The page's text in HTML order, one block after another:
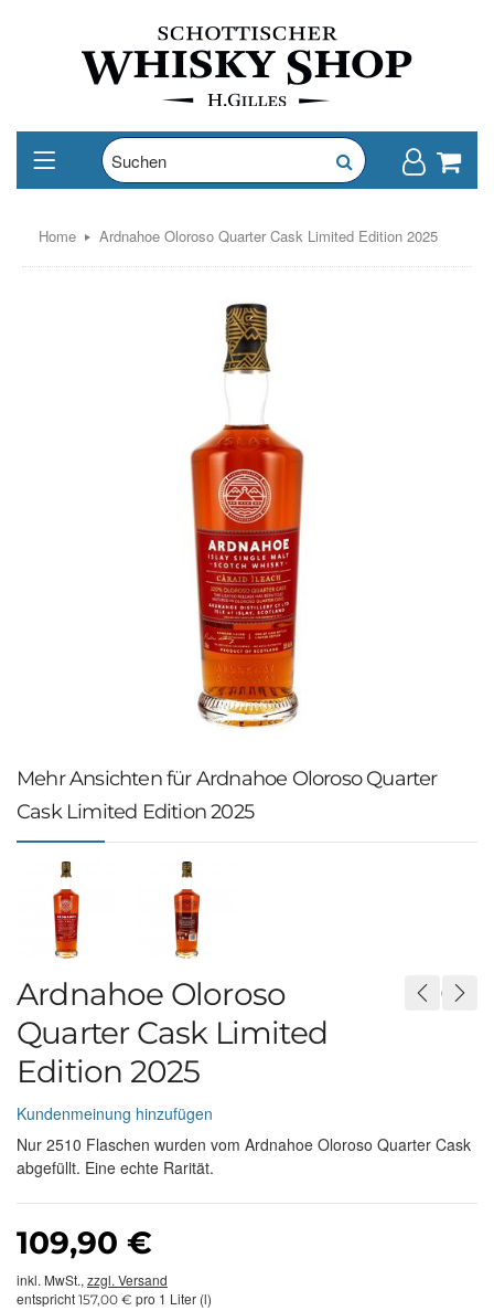
Home Ardnahoe Oloroso Quarter Cask Limited Edition 2025
Mehr Ansichten für Ardnahoe Oloroso Quarter
Cask Limited Edition 2025
Ardnahoe Oloroso
Quarter Cask Limited
Edition 2025
Kundenmeinung hinzufügen
Nur 2510 Flaschen wurden vom Ardnahoe Oloroso Quarter Cask
abgefüllt. Eine echte Rarität.
109,90 €
inkl. MwSt., zzgl. Versand
entspricht 157,00 € pro 1 Liter (l)